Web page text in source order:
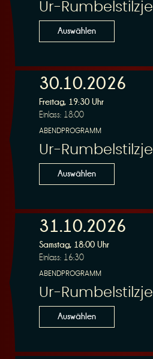
Ur-Rumbelstilzje
Auswählen
30.10.2026
Freitag, 19:30 Uhr
Einlass: 18:00
ABENDPROGRAMM
Ur-Rumbelstilzje
Auswählen
31.10.2026
Samstag, 18:00 Uhr
Einlass: 16:30
ABENDPROGRAMM
Ur-Rumbelstilzje
Auswählen